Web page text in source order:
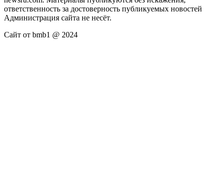
ответственность за достоверность публикуемых новостей
Администрация сайта не несёт.
Сайт от bmb1 @ 2024